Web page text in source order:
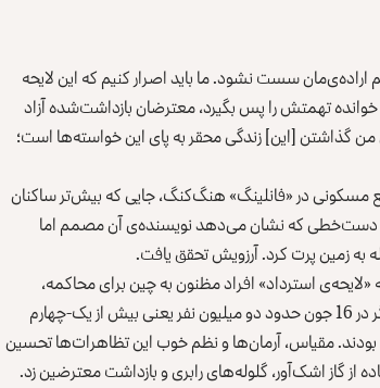
سست نشود. ما باید اصرار کنیم که این لایحه
تهمتش را پس بگیرد، معترضان بازداشت‌شده آزاد
گذاشتن [این] زندگی محقر به پای این خواسته‌ها است؛
راه‌پله‌ی یک مجتمع مسکونی در «فانلینگ» هنگ‌کنگ، جایی که بیش‌تر ساکنان
دست‌خطی که نشان می‌دهد نویسنده‌ی آن مصمم اما
به زمین پرت کرد. آرزویش تحقق یافت.
علیه «لایحه‌ی استرداد» افراد مظنون به چین برای محاکمه،
تظاهرات کردند. علیه لایحه‌ای که بیجینگ از آن حمایت می‌کند. بار دیگر در 16 جون حدود دو میلیون نفر یعنی بیش از یک-چهارم
بودند. مقیاس، آرمان‌ها و نظم خوب این تظاهرات‌ها تحسین
گاز اشک‌آور، گلوله‌های رابری و بازداشت معترضین زد.